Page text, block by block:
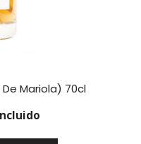
Mariola) 70cl